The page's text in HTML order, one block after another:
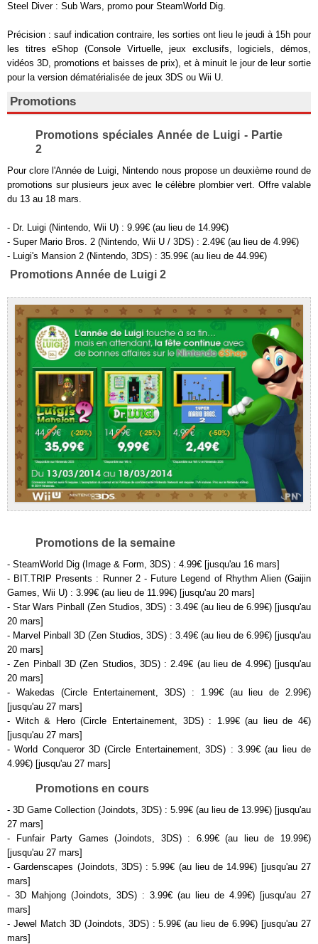
Steel Diver : Sub Wars, promo pour SteamWorld Dig.
Précision : sauf indication contraire, les sorties ont lieu le jeudi à 15h pour
les titres eShop (Console Virtuelle, jeux exclusifs, logiciels, démos,
vidéos 3D, promotions et baisses de prix), et à minuit le jour de leur sortie
pour la version dématérialisée de jeux 3DS ou Wii U.
Promotions
Promotions spéciales Année de Luigi - Partie
2
Pour clore l'Année de Luigi, Nintendo nous propose un deuxième round de
promotions sur plusieurs jeux avec le célèbre plombier vert. Offre valable
du 13 au 18 mars.
- Dr. Luigi (Nintendo, Wii U) : 9.99€ (au lieu de 14.99€)
- Super Mario Bros. 2 (Nintendo, Wii U / 3DS) : 2.49€ (au lieu de 4.99€)
- Luigi's Mansion 2 (Nintendo, 3DS) : 35.99€ (au lieu de 44.99€)
Promotions Année de Luigi 2
Promotions de la semaine
- SteamWorld Dig (Image & Form, 3DS) : 4.99€ [jusqu'au 16 mars]
- BIT.TRIP Presents : Runner 2 - Future Legend of Rhythm Alien (Gaijin
Games, Wii U) : 3.99€ (au lieu de 11.99€) [jusqu'au 20 mars]
- Star Wars Pinball (Zen Studios, 3DS) : 3.49€ (au lieu de 6.99€) [jusqu'au
20 mars]
- Marvel Pinball 3D (Zen Studios, 3DS) : 3.49€ (au lieu de 6.99€) [jusqu'au
20 mars]
- Zen Pinball 3D (Zen Studios, 3DS) : 2.49€ (au lieu de 4.99€) [jusqu'au
20 mars]
- Wakedas (Circle Entertainement, 3DS) : 1.99€ (au lieu de 2.99€)
[jusqu'au 27 mars]
- Witch & Hero (Circle Entertainement, 3DS) : 1.99€ (au lieu de 4€)
[jusqu'au 27 mars]
- World Conqueror 3D (Circle Entertainement, 3DS) : 3.99€ (au lieu de
4.99€) [jusqu'au 27 mars]
Promotions en cours
- 3D Game Collection (Joindots, 3DS) : 5.99€ (au lieu de 13.99€) [jusqu'au
27 mars]
- Funfair Party Games (Joindots, 3DS) : 6.99€ (au lieu de 19.99€)
[jusqu'au 27 mars]
- Gardenscapes (Joindots, 3DS) : 5.99€ (au lieu de 14.99€) [jusqu'au 27
mars]
- 3D Mahjong (Joindots, 3DS) : 3.99€ (au lieu de 4.99€) [jusqu'au 27
mars]
- Jewel Match 3D (Joindots, 3DS) : 5.99€ (au lieu de 6.99€) [jusqu'au 27
mars]